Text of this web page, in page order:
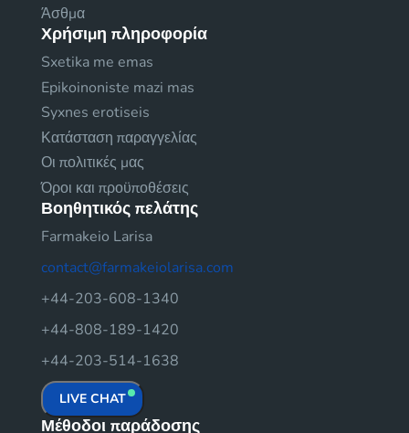
Άσθμα
Χρήσιμη πληροφορία
Sxetika me emas
Epikoinoniste mazi mas
Syxnes erotiseis
Κατάσταση παραγγελίας
Οι πολιτικές μας
Όροι και προϋποθέσεις
Βοηθητικός πελάτης
Farmakeio Larisa
contact@farmakeiolarisa.com
+44-203-608-1340
+44-808-189-1420
+44-203-514-1638
LIVE CHAT
Μέθοδοι παράδοσης